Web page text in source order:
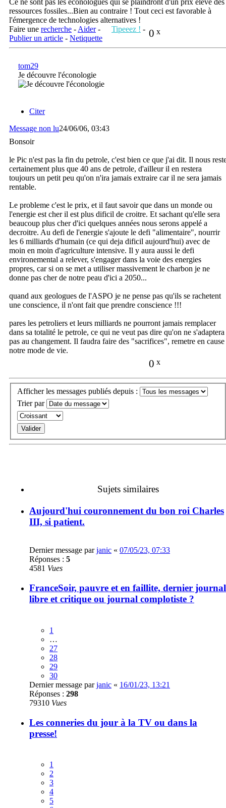
ressources fossiles...Bien au contraire ! Tout ceci est favorable à
l'émergence de technologies alternatives !
0 x
Faire une recherche - Aider- Tipeeez ! -
Publier un article - Netiquette
tom29
Je découvre l'éconologie
Citer
Message non lu24/06/06, 03:43
Bonsoir
le Pic n'est pas la fin du petrole, c'est bien ce que j'ai dit. Il nous
certainement plus que 40 ans de petrole, d'ailleur il en restera
toujours un petit peu qu'on n'ira jamais extraire car il ne sera jamais
rentable.
Le probleme c'est le prix, et il faut savoir que dans un monde ou
l'energie est cher il est plus dificil de croitre. Et sachant qu'elle sera
beaucoup plus cher d'ici quelques années nous serons appelé a
decroitre. Au defi de l'energie s'ajoute le defi "alimentaire", nourrir
les 6 milliards d'humain (ce qui deja dificil aujourd'hui) avec de
moin en moin d'agriculture intensive. Il y aura aussi le defi
environemental a relever, s'engager dans la voie des energies
propres, car si on se met a utiliser massivement le charbon je ne
donne pas cher de notre peau d'ici a 2050...
quand aux geologues de l'ASPO je ne pense pas qu'ils se rachetent
une conscience, il n'ont fait que prendre conscience !!!
pares les petroliers et leurs milliards ne pourront jamais remplacer
dans sa totalité le petrole, ce qui ne veut pas dire qu'on ne s'adaptera
pas au changement. Il faudra faire des "sacrifices", remetre en cause
notre mode de vie.
0 x
Afficher les messages publiés depuis :
Trier par
Sujets similaires
Aujourd'hui couronnement du bon roi Charles
III, si patient.
Dernier message parjanic « 07/05/23, 07:33
Réponses : 5
4581 Vues
FranceSoir, pauvre et en faillite, dernier journal
libre et critique ou journal complotiste ?
1
…
27
28
29
30
Dernier message parjanic « 16/01/23, 13:21
Réponses : 298
79310 Vues
Les conneries du jour à la TV ou dans la
presse!
1
2
3
4
5